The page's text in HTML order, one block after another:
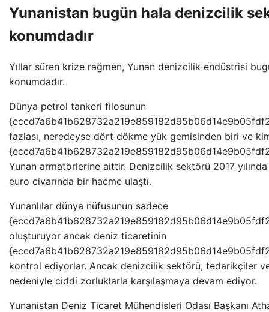
Yunanistan bugün hala denizcilik
konumdadır
Yıllar süren krize rağmen, Yunan denizcilik endüstrisi
konumdadır.
Dünya petrol tankeri filosunun
fazlası, neredeyse dört dökme yük gemisinden biri ve
Yunan armatörlerine aittir. Denizcilik sektörü 2017
euro civarında bir hacme ulaştı.
Yunanlılar dünya nüfusunun sadece
oluşturuyor ancak deniz ticaretinin
kontrol ediyorlar. Ancak denizcilik sektörü, tedarikçiler
nedeniyle ciddi zorluklarla karşılaşmaya devam ediyor.
Yunanistan Deniz Ticaret Mühendisleri Odası Başkanı